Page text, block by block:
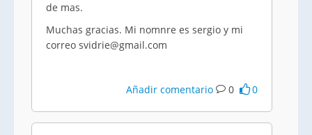
de mas.
Muchas gracias. Mi nomnre es sergio y mi
correo svidrie@gmail.com
Añadir comentario 0 0